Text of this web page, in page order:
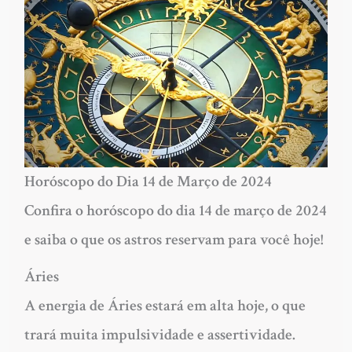
Horóscopo do Dia 14 de Março de 2024
Confira o horóscopo do dia 14 de março de 2024
e saiba o que os astros reservam para você hoje!
Áries
A energia de Áries estará em alta hoje, o que
trará muita impulsividade e assertividade.